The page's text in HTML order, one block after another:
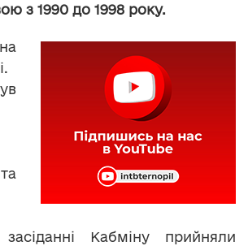
з 1990 до 1998 року.
Кабміну прийняли